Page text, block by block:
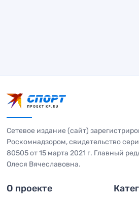
Сетевое издание (сайт)
Роскомнадзором, свидетельство
80505 от 15 марта 2021 г. Главный
Олеся Вячеславовна.
О проекте